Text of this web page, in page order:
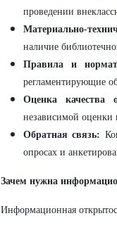
проведении
Материально-
наличие
Правила и
регламентирующие
Оценка качества
независимой оценки
Обратная связь:
опросах и
Зачем нужна
Информационная